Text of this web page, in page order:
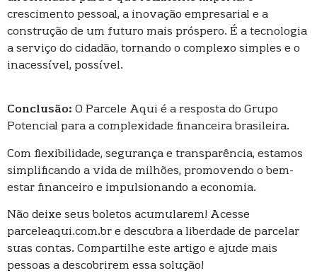
crescimento pessoal, a inovação empresarial e a
construção de um futuro mais próspero. É a tecnologia
a serviço do cidadão, tornando o complexo simples e o
inacessível, possível.
Conclusão: O Parcele Aqui é a resposta do Grupo
Potencial para a complexidade financeira brasileira.
Com flexibilidade, segurança e transparência, estamos
simplificando a vida de milhões, promovendo o bem-
estar financeiro e impulsionando a economia.
Não deixe seus boletos acumularem! Acesse
parceleaqui.com.br e descubra a liberdade de parcelar
suas contas. Compartilhe este artigo e ajude mais
pessoas a descobrirem essa solução!